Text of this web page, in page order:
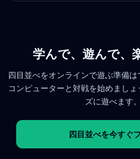
学んで、遊んで、
四目並べをオンラインで遊ぶ準備
コンピューターと対戦を始めまし
ズに遊べます。
四目並べを今すぐ